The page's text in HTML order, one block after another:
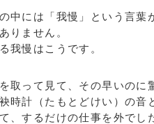
中には「我慢」という言葉
りません。
我慢はこうです。
取って見て、その早いのに
時計（たもとどけい）の
、するだけの仕事を外でし